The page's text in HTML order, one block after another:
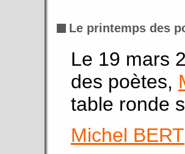
Le printemps des
Le 19 mars
des poètes,
table ronde
Michel BERT